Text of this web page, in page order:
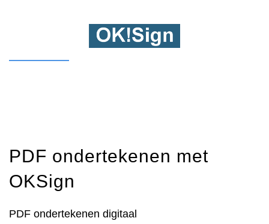
PDF ondertekenen met
OKSign
PDF ondertekenen digitaal